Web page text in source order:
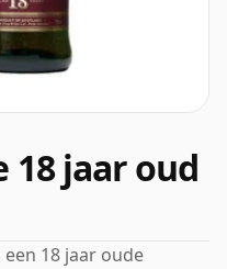
18 jaar oud
een 18 jaar oude